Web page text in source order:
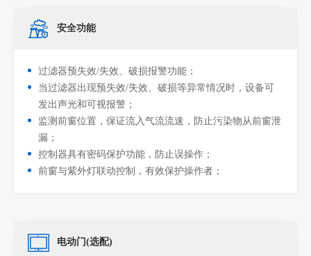
安全功能
过滤器预失效/失效、破损报警功能；
当过滤器出现预失效/失效、破损等异常情况时，设备可
发出声光和可视报警；
监测前窗位置，保证流入气流流速，防止污染物从前窗泄
漏；
控制器具有密码保护功能，防止误操作；
前窗与紫外灯联动控制，有效保护操作者；
电动门(选配)